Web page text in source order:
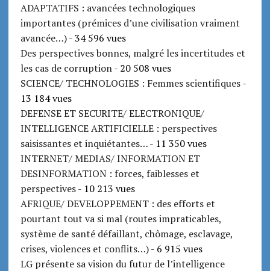
ADAPTATIFS : avancées technologiques
importantes (prémices d’une civilisation vraiment
avancée…)- 34 596 vues
Des perspectives bonnes, malgré les incertitudes et
les cas de corruption- 20 508 vues
SCIENCE/ TECHNOLOGIES : Femmes scientifiques-
13 184 vues
DEFENSE ET SECURITE/ ELECTRONIQUE/
INTELLIGENCE ARTIFICIELLE : perspectives
saisissantes et inquiétantes…- 11 350 vues
INTERNET/ MEDIAS/ INFORMATION ET
DESINFORMATION : forces, faiblesses et
perspectives- 10 213 vues
AFRIQUE/ DEVELOPPEMENT : des efforts et
pourtant tout va si mal (routes impraticables,
système de santé défaillant, chômage, esclavage,
crises, violences et conflits…)- 6 915 vues
LG présente sa vision du futur de l’intelligence